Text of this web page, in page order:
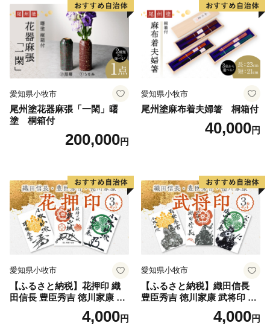
知県 小牧市 送料無料
愛知県 小牧市 送料無料
愛知県小牧市
尾州塗花器麻張「一閑」曙
塗 桐箱付
200,000円
愛知県小牧市
尾州塗麻布着夫婦箸 桐箱付
40,000円
愛知県小牧市
【ふるさと納税】花押印 織
田信長 豊臣秀吉 徳川家康 3
枚 セット 戦国 武将 小牧山城
墨絵 龍画師 書道アーティス
4,000円
愛知県小牧市
【ふるさと納税】織田信長
豊臣秀吉 徳川家康 武将印 3
枚 セット イラスト 戦国 武将
小牧山城 墨絵 龍画師 書道ア
4,000円